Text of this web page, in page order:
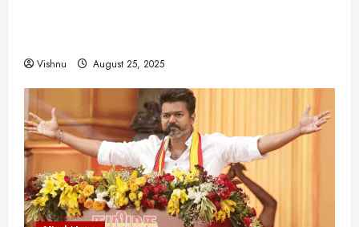
Vishnu August 25, 2025